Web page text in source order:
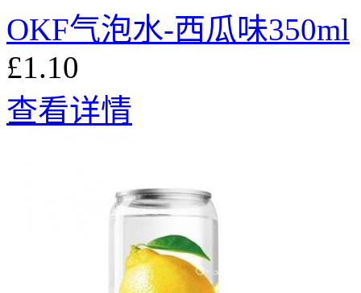
OKF气泡水-西瓜味350ml
£1.10
查看详情